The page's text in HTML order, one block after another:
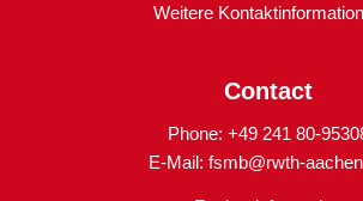
Weitere
Contact
Phone: +49 241 80-
E-Mail:fsmb@rwth-